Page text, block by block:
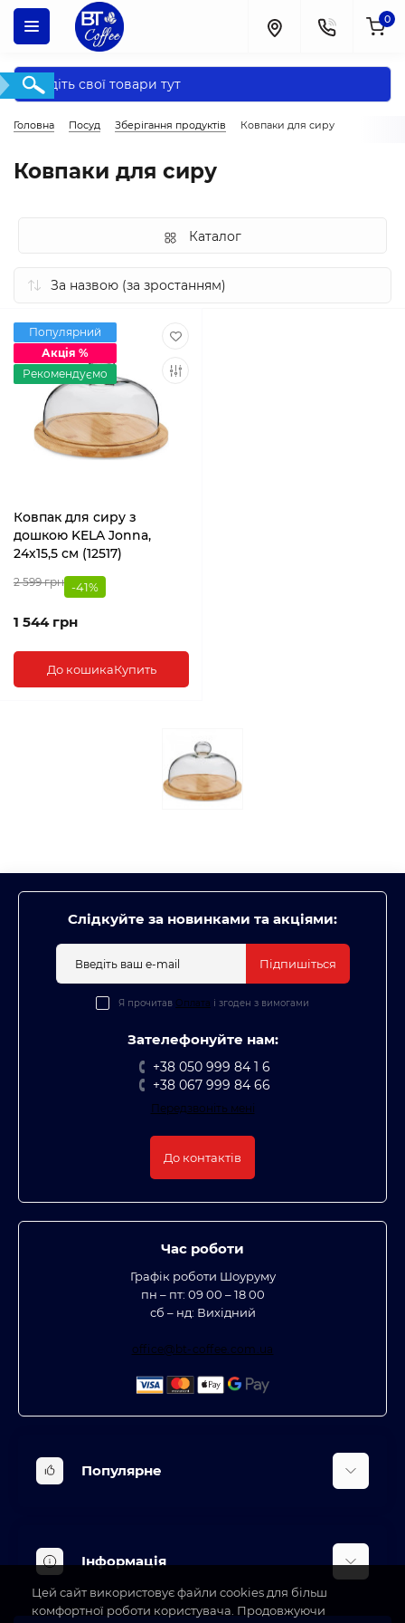
0
Головна Посуд Зберігання продуктів Ковпаки для сиру
Ковпаки для сиру
Каталог
Популярний
Акція %
Рекомендуємо
Ковпак для сиру з
дошкою KELA Jonna,
24х15,5 см (12517)
2 599 грн -41%
1 544 грн
До кошикаКупить
Слідкуйте за новинками та акціями:
Підпишіться
Я прочитав Оплата і згоден з вимогами
Зателефонуйте нам:
+38 050 999 84 1 6
+38 067 999 84 66
Передзвоніть мені
До контактів
Час роботи
Графік роботи Шоуруму
пн – пт: 09 00 – 18 00
сб – нд: Вихідний
office@bt-coffee.com.ua
Популярне
Кліматична техніка
Аксесуари та насадки
Будинок, сад, город
Інформація
Доставка
Цей сайт використовує файли cookies для більш
комфортної роботи користувача. Продовжуючи